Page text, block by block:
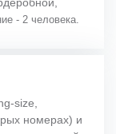
- 2 человека.
size,
номерах) и